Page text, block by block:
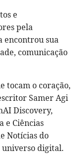
e
pela
encontrou sua
comunicação
tocam o coração,
Samer Agi
Discovery,
e Ciências
Notícias do
universo digital.